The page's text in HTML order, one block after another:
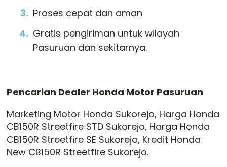
Proses cepat dan aman
Gratis pengiriman untuk wilayah
Pasuruan dan sekitarnya.
Pencarian Dealer Honda Motor Pasuruan
Marketing Motor Honda Sukorejo, Harga Honda
CB150R Streetfire STD Sukorejo, Harga Honda
CB150R Streetfire SE Sukorejo, Kredit Honda
New CB150R Streetfire Sukorejo.